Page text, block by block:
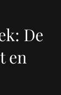
De
en